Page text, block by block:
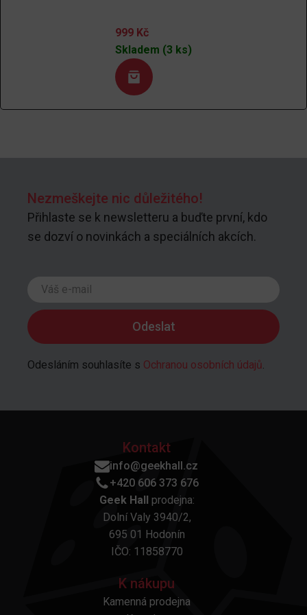
999 Kč
Skladem (3 ks)
Nezmeškejte nic důležitého!
Přihlaste se k newsletteru a buďte první, kdo
se dozví o novinkách a speciálních akcích.
Odesláním souhlasíte s Ochranou osobních údajů.
Kontakt
info@geekhall.cz
+420 606 373 676
Geek Hall
prodejna:
Dolní Valy 3940/2,
695 01 Hodonín
IČO: 11858770
K nákupu
Kamenná prodejna